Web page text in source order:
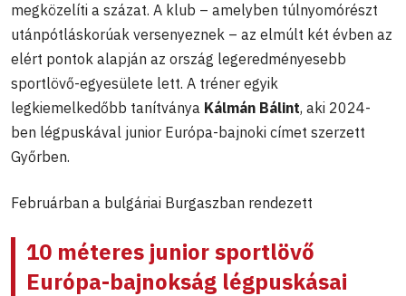
megközelíti a százat. A klub – amelyben túlnyomórészt
utánpótláskorúak versenyeznek – az elmúlt két évben az
elért pontok alapján az ország legeredményesebb
sportlövő-egyesülete lett. A tréner egyik
legkiemelkedőbb tanítványa Kálmán Bálint, aki 2024-
ben légpuskával junior Európa-bajnoki címet szerzett
Győrben.
Februárban a bulgáriai Burgaszban rendezett
10 méteres junior sportlövő
Európa-bajnokság légpuskásai